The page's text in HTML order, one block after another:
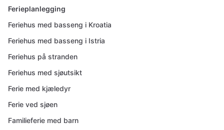
Ferieplanlegging
Feriehus med basseng i Kroatia
Feriehus med basseng i Istria
Feriehus på stranden
Feriehus med sjøutsikt
Ferie med kjæledyr
Ferie ved sjøen
Familieferie med barn